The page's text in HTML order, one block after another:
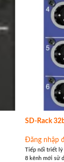
SD-Rack
Đăng nhập
Tiếp nối triết lý
8 kênh mới sử